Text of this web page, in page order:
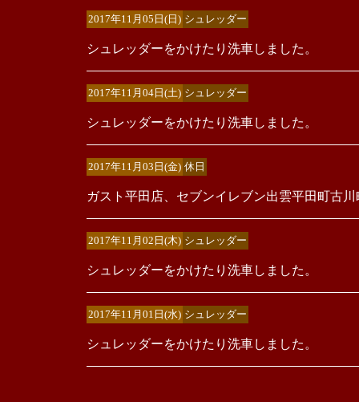
2017年11月05日(日) シュレッダー
シュレッダーをかけたり洗車しました。
2017年11月04日(土) シュレッダー
シュレッダーをかけたり洗車しました。
2017年11月03日(金) 休日
ガスト平田店、セブンイレブン出雲平田町古
2017年11月02日(木) シュレッダー
シュレッダーをかけたり洗車しました。
2017年11月01日(水) シュレッダー
シュレッダーをかけたり洗車しました。